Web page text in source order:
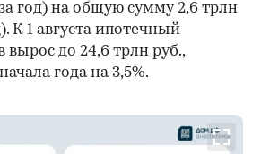
год) на общую сумму 2,6 трлн
К 1 августа ипотечный
вырос до 24,6 трлн руб.,
года на 3,5%.